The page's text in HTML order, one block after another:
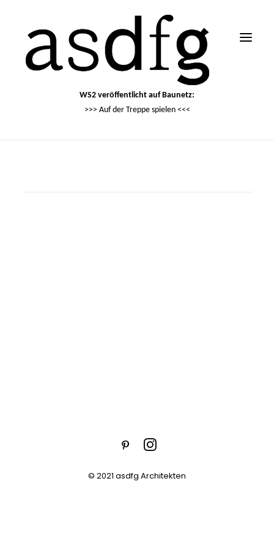
WS2 veröffentlicht auf Baunetz:
>>> Auf der Treppe spielen <<<
© 2021 asdfg Architekten